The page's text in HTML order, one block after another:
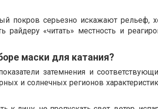
покров серьезно искажают рельеф,
«читать» местность и
маски для катания?
затемнения и
и солнечных регионов